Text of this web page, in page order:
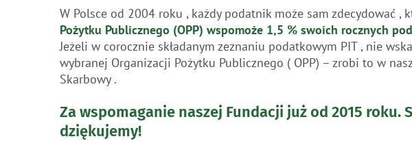
W Polsce od 2004 roku , każdy podatnik może sam zdecydować ,
Pożytku Publicznego (OPP) wspomoże 1,5 % swoich rocznych
Jeżeli w corocznie składanym zeznaniu podatkowym PIT , nie
wybranej Organizacji Pożytku Publicznego ( OPP) – zrobi to w
Skarbowy .
Za wspomaganie naszej Fundacji już od 2015 roku.
dziękujemy!